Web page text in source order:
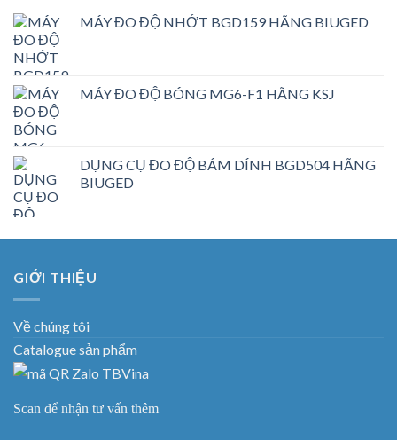
MÁY ĐO ĐỘ NHỚT BGD159 HÃNG BIUGED
MÁY ĐO ĐỘ BÓNG MG6-F1 HÃNG KSJ
DỤNG CỤ ĐO ĐỘ BÁM DÍNH BGD504 HÃNG
BIUGED
GIỚI THIỆU
Về chúng tôi
Catalogue sản phẩm
Scan để nhận tư vấn thêm